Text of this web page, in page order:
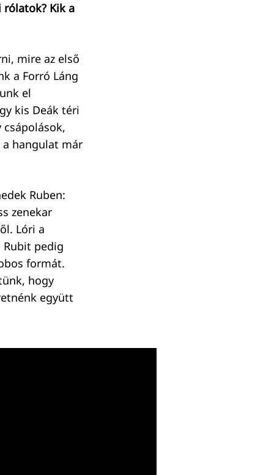
Kik a
mire az első
a Forró Láng
el
kis Deák téri
csápolások,
a hangulat már
Ruben:
zenekar
Lóri a
Rubit pedig
formát.
hogy
együtt